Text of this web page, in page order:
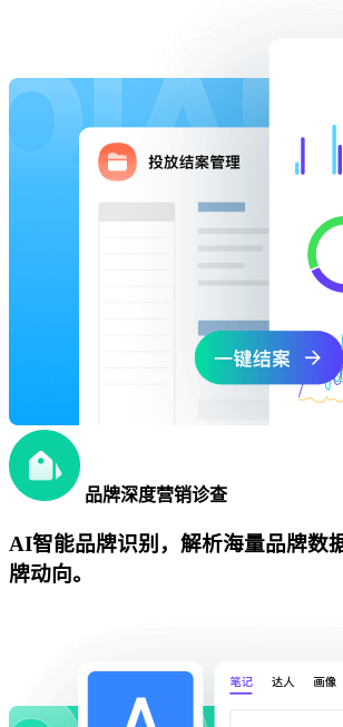
品牌深度营销诊查
AI智能品牌识别，解析海量品牌数
牌动向。